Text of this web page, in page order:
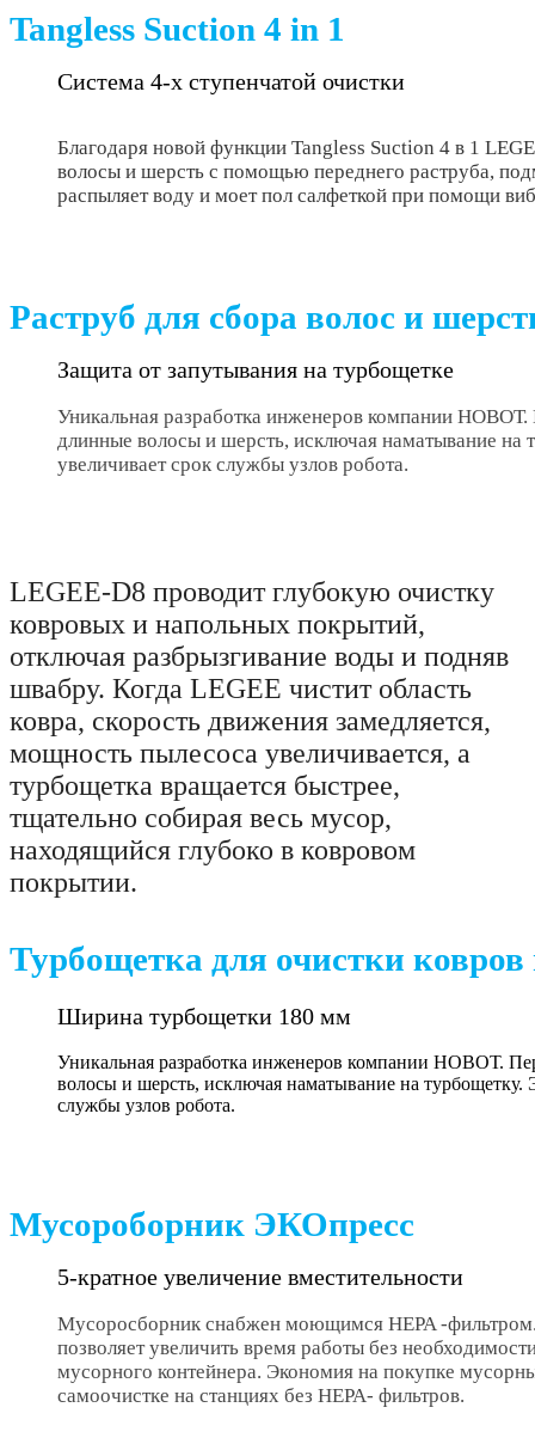
Tangless Suction 4 in 1
Система 4-х ступенчатой очистки
Благодаря новой функции Tangless Suction 4 в 1
волосы и шерсть с помощью переднего раструба,
распыляет воду и моет пол салфеткой при помощи
Раструб для сбора волос и
Защита от запутывания на турбощетке
Уникальная разработка инженеров компании
длинные волосы и шерсть, исключая наматывание на
увеличивает срок службы узлов робота.
LEGEE-D8 проводит глубокую очистку
ковровых и напольных покрытий,
отключая разбрызгивание воды и подняв
швабру. Когда LEGEE чистит область
ковра, скорость движения замедляется,
мощность пылесоса увеличивается, а
турбощетка вращается быстрее,
тщательно собирая весь мусор,
находящийся глубоко в ковровом
покрытии.
Турбощетка для очистки
Ширина турбощетки 180 мм
Уникальная разработка инженеров компании НОВОТ.
волосы и шерсть, исключая наматывание на турбощетку.
службы узлов робота.
Мусороборник ЭКОпресс
5-кратное увеличение вместительности
Мусоросборник снабжен моющимся HEPA -
позволяет увеличить время работы без
мусорного контейнера. Экономия на покупке
самоочистке на станциях без HEPA- фильтров.